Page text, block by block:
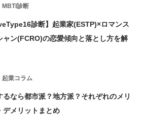
MBTI診断
診断】起業家(ESTP)×ロマンス
ャン(FCRO)の恋愛傾向と落とし方を解
起業コラム
るなら都市派？地方派？それぞれのメリ
デメリットまとめ